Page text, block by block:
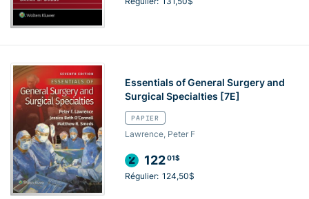
Essentials of General Surgery and
Surgical Specialties [7E]
PAPIER
Lawrence, Peter F
12201$
Régulier: 124,50$